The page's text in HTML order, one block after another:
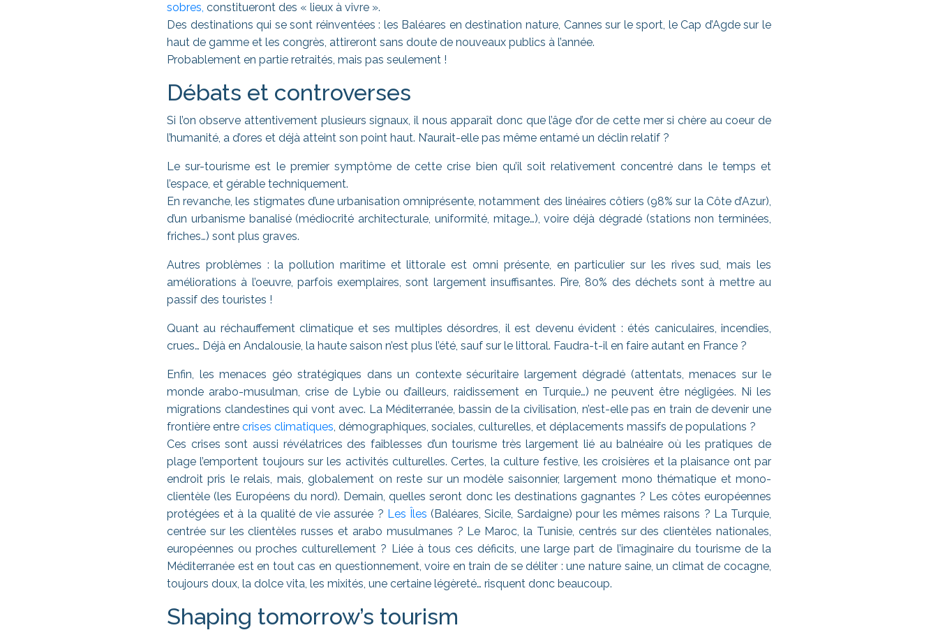
sobres, constitueront des « lieux à vivre ».
Des destinations qui se sont réinventées : les Baléares en destination nature, Cannes sur le sport, le Cap d’Agde sur le
haut de gamme et les congrès, attireront sans doute de nouveaux publics à l’année.
Probablement en partie retraités, mais pas seulement !
Débats et controverses
Si l’on observe attentivement plusieurs signaux, il nous apparaît donc que l’âge d’or de cette mer si chère au coeur de
l’humanité, a d’ores et déjà atteint son point haut. N’aurait-elle pas même entamé un déclin relatif ?
Le sur-tourisme est le premier symptôme de cette crise bien qu’il soit relativement concentré dans le temps et
l’espace, et gérable techniquement.
En revanche, les stigmates d’une urbanisation omniprésente, notamment des linéaires côtiers (98% sur la Côte d’Azur),
d’un urbanisme banalisé (médiocrité architecturale, uniformité, mitage…), voire déjà dégradé (stations non terminées,
friches…) sont plus graves.
Autres problèmes : la pollution maritime et littorale est omni présente, en particulier sur les rives sud, mais les
améliorations à l’oeuvre, parfois exemplaires, sont largement insuffisantes. Pire, 80% des déchets sont à mettre au
passif des touristes !
Quant au réchauffement climatique et ses multiples désordres, il est devenu évident : étés caniculaires, incendies,
crues… Déjà en Andalousie, la haute saison n’est plus l’été, sauf sur le littoral. Faudra-t-il en faire autant en France ?
Enfin, les menaces géo stratégiques dans un contexte sécuritaire largement dégradé (attentats, menaces sur le
monde arabo-musulman, crise de Lybie ou d’ailleurs, raidissement en Turquie…) ne peuvent être négligées. Ni les
migrations clandestines qui vont avec. La Méditerranée, bassin de la civilisation, n’est-elle pas en train de devenir une
frontière entre crises climatiques, démographiques, sociales, culturelles, et déplacements massifs de populations ?
Ces crises sont aussi révélatrices des faiblesses d’un tourisme très largement lié au balnéaire où les pratiques de
plage l’emportent toujours sur les activités culturelles. Certes, la culture festive, les croisières et la plaisance ont par
endroit pris le relais, mais, globalement on reste sur un modèle saisonnier, largement mono thématique et mono-
clientèle (les Européens du nord). Demain, quelles seront donc les destinations gagnantes ? Les côtes européennes
protégées et à la qualité de vie assurée ? Les Îles (Baléares, Sicile, Sardaigne) pour les mêmes raisons ? La Turquie,
centrée sur les clientèles russes et arabo musulmanes ? Le Maroc, la Tunisie, centrés sur des clientèles nationales,
européennes ou proches culturellement ? Liée à tous ces déficits, une large part de l’imaginaire du tourisme de la
Méditerranée est en tout cas en questionnement, voire en train de se déliter : une nature saine, un climat de cocagne,
toujours doux, la dolce vita, les mixités, une certaine légèreté… risquent donc beaucoup.
Shaping tomorrow’s tourism